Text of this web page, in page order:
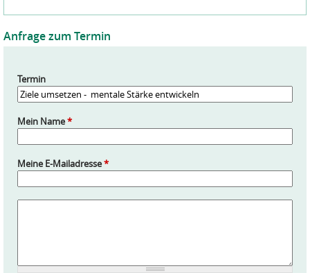
Anfrage zum Termin
Termin
Mein Name*
Meine E-Mailadresse*